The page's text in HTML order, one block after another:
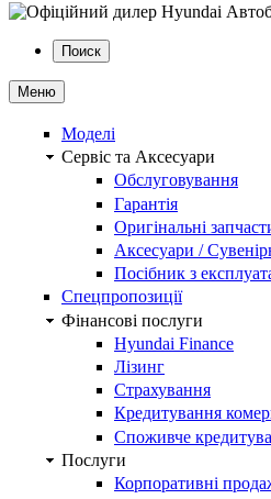
Поиск
Меню
Моделі
Сервіс та Аксесуари
Обслуговування
Гарантія
Оригінальні
Аксесуари /
Посібник з
Спецпропозиції
Фінансові послуги
Hyundai Finance
Лізинг
Страхування
Кредитування
Споживче
Послуги
Корпоративні